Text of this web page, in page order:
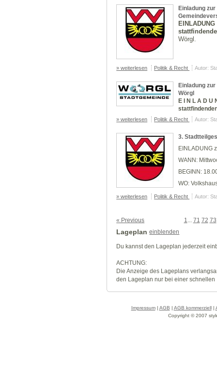
Einladung
Wörgl.
» weiterlesen Politik & Recht Autor:
Einladung
Wörgl
E I N L A D U
» weiterlesen Politik & Recht Autor:
3.
EINLADUNG
WANN:
BEGINN:
WO:
» weiterlesen Politik & Recht Autor:
« Previous 1 71 72 73
Lageplan einblenden
Du kannst den Lageplan jederzeit
ACHTUNG:
Die Anzeige des Lageplans
den Lageplan nur bei einer
Impressum| AGB | AGB kommerziell|
Copyright © 2007